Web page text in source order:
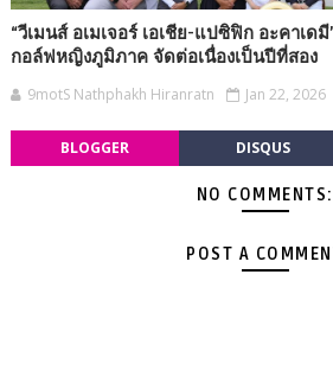
“วีเมนส์ อเมเจอร์ เอเชีย-แปซิฟิก อะคาเ
กอล์ฟหญิงภูมิภาค จัดต่อเนื่องเป็นปีที่สอง
9motS Nathphakh Hiranratn Jan 22, 2026
BLOGGER DISQUS
NO COMMENTS:
POST A